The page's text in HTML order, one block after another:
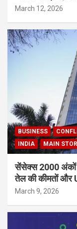
March 12, 2026
BUSINESS
INDIA
MAIN
सेंसेक्स 2000 अंकों
तेल की कीमतों और
March 9, 2026